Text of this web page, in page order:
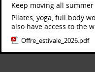
Keep moving all
Pilates, yoga, full body
also have access to the
Offre_estivale_2026.pdf